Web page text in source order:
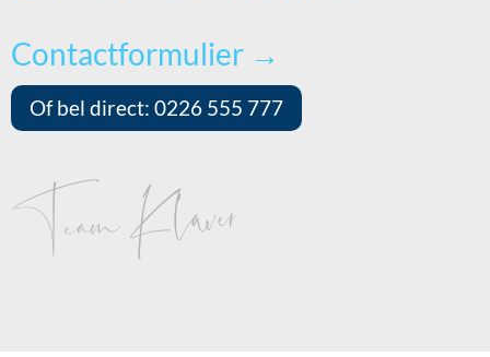
Contactformulier →
Of bel direct: 0226 555 777
Team Klaver